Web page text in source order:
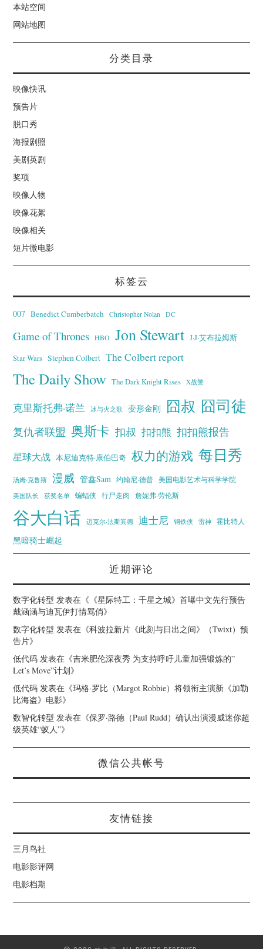
本站空间
网站地图
分类目录
映像快讯
预告片
脱口秀
海报剧照
美剧英剧
奖项
映像人物
映像花絮
映像相关
短片微电影
标签云
007 Benedict Cumberbatch Christopher Nolan DC
Game of Thrones HBO Jon Stewart J·J·艾布拉姆斯
Star Wars Stephen Colbert The Colbert report
The Daily Show The Dark Knight Rises X战警
克里斯托弗·诺兰 冰与火之歌 变形金刚 囧叔 囧司徒
复仇者联盟 奥斯卡 扣叔 扣扣熊 扣扣熊报告
星球大战 本尼迪克特·康伯巴奇 权力的游戏 每日秀
汤姆·克鲁斯 漫威 管鑫Sam 约翰尼·德普
美国电影艺术与科学学院
美国队长
获奖名单 蝙蝠侠 行尸走肉 詹妮弗·劳伦斯
谷大白话 迈克尔·法斯宾德 迪士尼 钢铁侠 雷神 霍比特人
黑暗骑士崛起
近期评论
数字化转型 发表在《 《星际特工：千星之城》首曝中文先行预告
戴涵涵与迪瓦伊打情骂俏》
数字化转型 发表在《科波拉新片《此刻与日出之间》（Twixt）预
告片》
低代码 发表在《吉米肥伦深夜秀 为支持呼吁儿童加强锻炼的”
Let’s Move”计划》
低代码 发表在《玛格·罗比（Margot Robbie）将领衔主演新《加勒
比海盗》电影》
数智化转型 发表在《保罗·路德（Paul Rudd）确认出演漫威迷你超
级英雄“蚁人”》
微信公共帐号
友情链接
三月鸟社
电影影评网
电影档期